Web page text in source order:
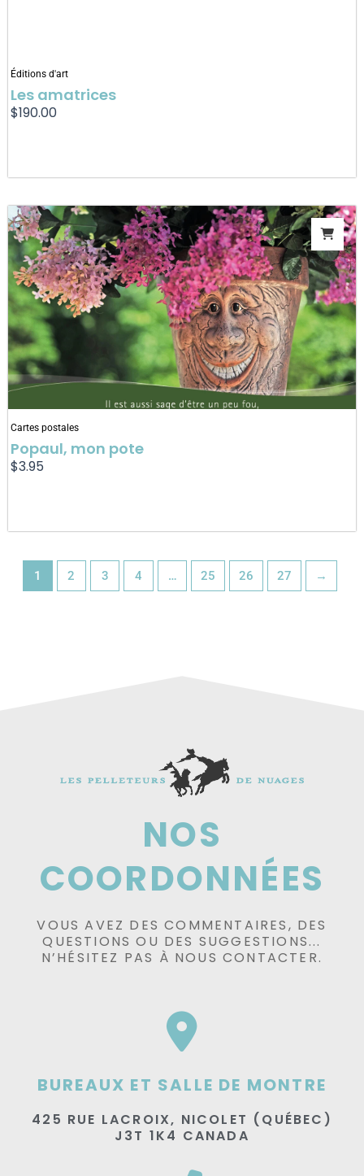
Éditions d'art
Les amatrices
$190.00
Cartes postales
Popaul, mon pote
$3.95
1 2 3 4 … 25 26 27 →
NOS
COORDONNÉES
VOUS AVEZ DES COMMENTAIRES, DES
QUESTIONS OU DES SUGGESTIONS...
N’HÉSITEZ PAS À NOUS CONTACTER.
BUREAUX ET SALLE DE MONTRE
425 RUE LACROIX, NICOLET (QUÉBEC)
J3T 1K4 CANADA